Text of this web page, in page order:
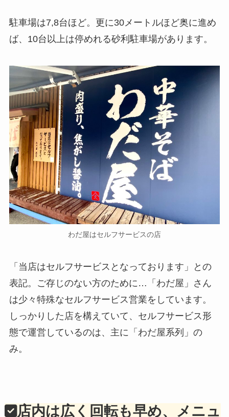
駐車場は7,8台ほど。更に30メートルほど奥に進め
ば、10台以上は停めれる砂利駐車場があります。
わだ屋はセルフサービスの店
「当店はセルフサービスとなっております」との
表記。ご存じのない方のために…「わだ屋」さん
は少々特殊なセルフサービス営業をしています。
しっかりした店を構えていて、セルフサービス形
態で運営しているのは、主に「わだ屋系列」の
み。
店内は広く回転も早め、メニュ